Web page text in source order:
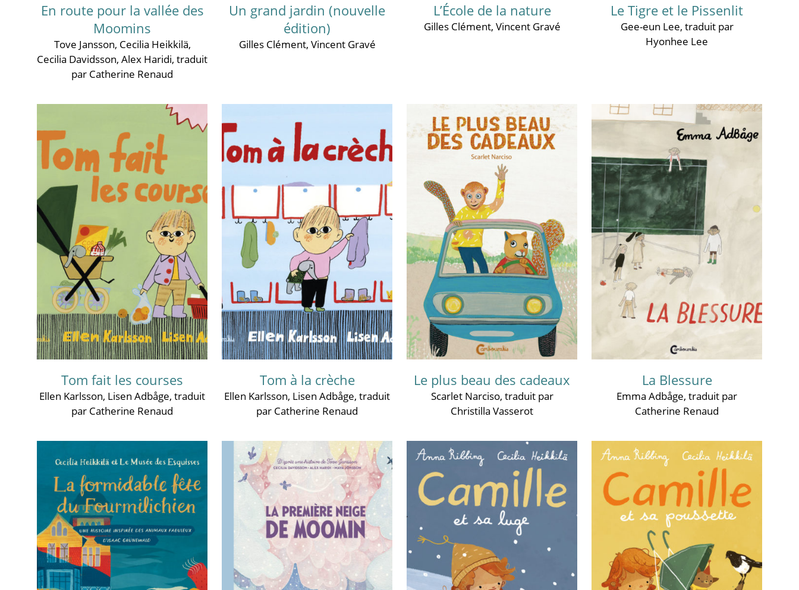
En route pour la vallée des
Moomins
Tove Jansson, Cecilia Heikkilä,
Cecilia Davidsson, Alex Haridi, traduit
par Catherine Renaud
Un grand jardin (nouvelle
édition)
Gilles Clément, Vincent Gravé
L’École de la nature
Gilles Clément, Vincent Gravé
Le Tigre et le Pissenlit
Gee-eun Lee, traduit par
Hyonhee Lee
Tom fait les courses
Ellen Karlsson, Lisen Adbåge, traduit
par Catherine Renaud
Tom à la crèche
Ellen Karlsson, Lisen Adbåge, traduit
par Catherine Renaud
Le plus beau des cadeaux
Scarlet Narciso, traduit par
Christilla Vasserot
La Blessure
Emma Adbåge, traduit par
Catherine Renaud